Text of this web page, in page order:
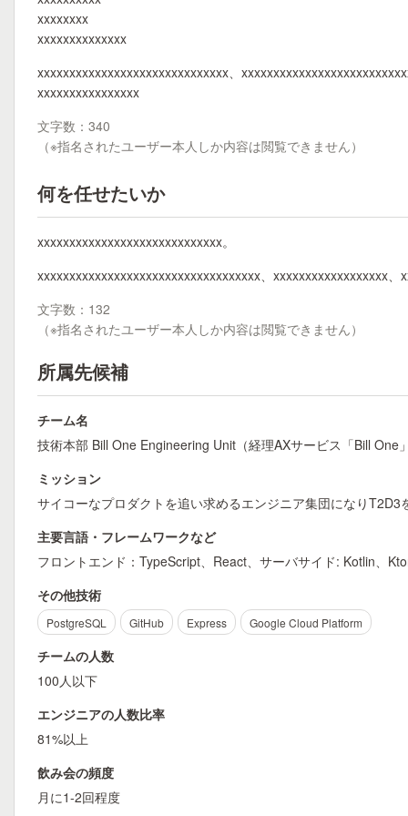
xxxxxxxx
xxxxxxxxxxxxxx
xxxxxxxxxxxxxxxxxxxxxxxxxxxxxx、
xxxxxxxxxxxxxxxx
文字数：340
（※指名されたユーザー本人しか内容は閲覧できません）
何を任せたいか
xxxxxxxxxxxxxxxxxxxxxxxxxxxxx。
xxxxxxxxxxxxxxxxxxxxxxxxxxxxxxxxxxx、xxxxxxxxxxxxxxxxxx
文字数：132
（※指名されたユーザー本人しか内容は閲覧できません）
所属先候補
チーム名
技術本部 Bill One Engineering Unit（経理AXサービス「Bill One」
ミッション
サイコーなプロダクトを追い求めるエンジニア集団になりT2D3
主要言語・フレームワークなど
フロントエンド：TypeScript、React、サーバサイド: Kotlin、
その他技術
PostgreSQL GitHub Express Google Cloud Platform
チームの人数
100人以下
エンジニアの人数比率
81%以上
飲み会の頻度
月に1-2回程度